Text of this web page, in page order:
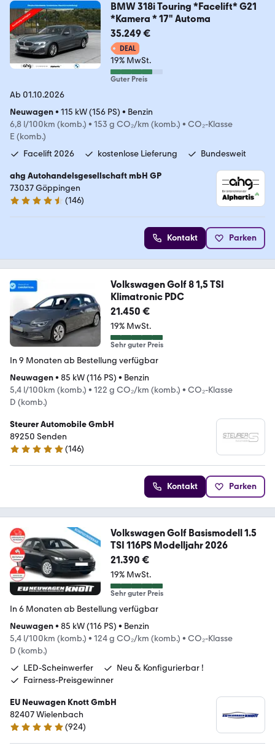
BMW 318i Touring *Facelift* G21
*Kamera * 17" Automa
35.249 €
DEAL
19% MwSt.
Guter Preis
Ab 01.10.2026
Neuwagen• 115 kW (156 PS) • Benzin
6,8 l/100km (komb.) • 153 g CO₂/km (komb.) • CO₂-Klasse
E (komb.)
Facelift 2026
kostenlose Lieferung Bundesweit
ahg Autohandelsgesellschaft mbH GP
73037 Göppingen
4.4 Sterne
(146)
Kontakt Parken
Volkswagen Golf 8 1,5 TSI
Klimatronic PDC
21.450 €
19% MwSt.
Sehr guter Preis
In 9 Monaten ab Bestellung verfügbar
Neuwagen• 85 kW (116 PS) • Benzin
5,4 l/100km (komb.) • 122 g CO₂/km (komb.) • CO₂-Klasse
D (komb.)
Steurer Automobile GmbH
89250 Senden
4.8 Sterne
(146)
Kontakt Parken
Volkswagen Golf Basismodell 1.5
TSI 116PS Modelljahr 2026
21.390 €
19% MwSt.
Sehr guter Preis
In 6 Monaten ab Bestellung verfügbar
Neuwagen• 85 kW (116 PS) • Benzin
5,4 l/100km (komb.) • 124 g CO₂/km (komb.) • CO₂-Klasse
D (komb.)
LED-Scheinwerfer
Neu & Konfigurierbar !
Fairness-Preisgewinner
EU Neuwagen Knott GmbH
82407 Wielenbach
4.9 Sterne
(924)